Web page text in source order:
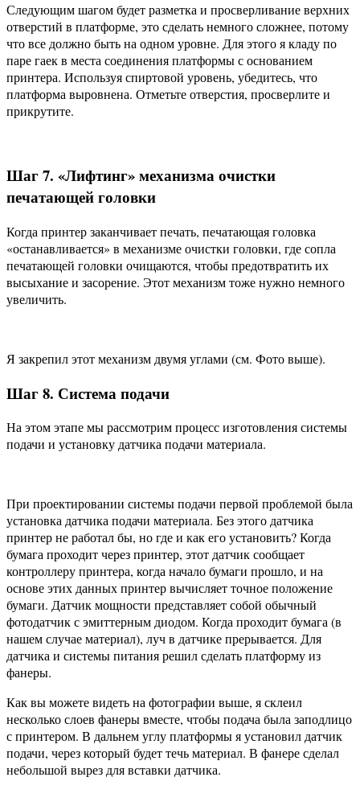
Следующим шагом будет разметка и просверливание верхних
отверстий в платформе, это сделать немного сложнее, потому
что все должно быть на одном уровне. Для этого я кладу по
паре гаек в места соединения платформы с основанием
принтера. Используя спиртовой уровень, убедитесь, что
платформа выровнена. Отметьте отверстия, просверлите и
прикрутите.
Шаг 7. «Лифтинг» механизма очистки
печатающей головки
Когда принтер заканчивает печать, печатающая головка
«останавливается» в механизме очистки головки, где сопла
печатающей головки очищаются, чтобы предотвратить их
высыхание и засорение. Этот механизм тоже нужно немного
увеличить.
Я закрепил этот механизм двумя углами (см. Фото выше).
Шаг 8. Система подачи
На этом этапе мы рассмотрим процесс изготовления системы
подачи и установку датчика подачи материала.
При проектировании системы подачи первой проблемой была
установка датчика подачи материала. Без этого датчика
принтер не работал бы, но где и как его установить? Когда
бумага проходит через принтер, этот датчик сообщает
контроллеру принтера, когда начало бумаги прошло, и на
основе этих данных принтер вычисляет точное положение
бумаги. Датчик мощности представляет собой обычный
фотодатчик с эмиттерным диодом. Когда проходит бумага (в
нашем случае материал), луч в датчике прерывается. Для
датчика и системы питания решил сделать платформу из
фанеры.
Как вы можете видеть на фотографии выше, я склеил
несколько слоев фанеры вместе, чтобы подача была заподлицо
с принтером. В дальнем углу платформы я установил датчик
подачи, через который будет течь материал. В фанере сделал
небольшой вырез для вставки датчика.